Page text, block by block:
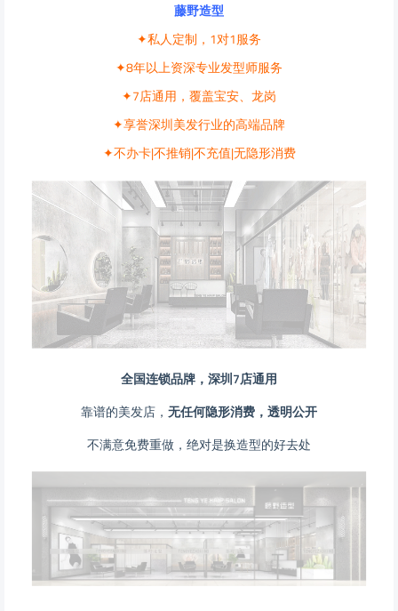
藤野造型
✦私人定制，1对1服务
✦8年以上资深专业发型师服务
✦7店通用，覆盖宝安、龙岗
✦享誉深圳美发行业的高端品牌
✦不办卡|不推销|不充值|无隐形消费
全国连锁品牌，深圳7店通用
靠谱的美发店， 无任何隐形消费，透明公开
不满意免费重做，绝对是换造型的好去处